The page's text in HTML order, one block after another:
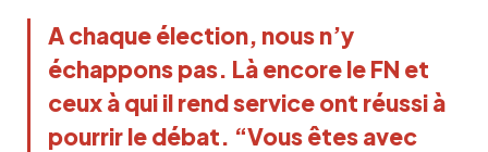
A chaque élection, nous n’y
échappons pas. Là encore le FN et
ceux à qui il rend service ont réussi à
pourrir le débat. “Vous êtes avec